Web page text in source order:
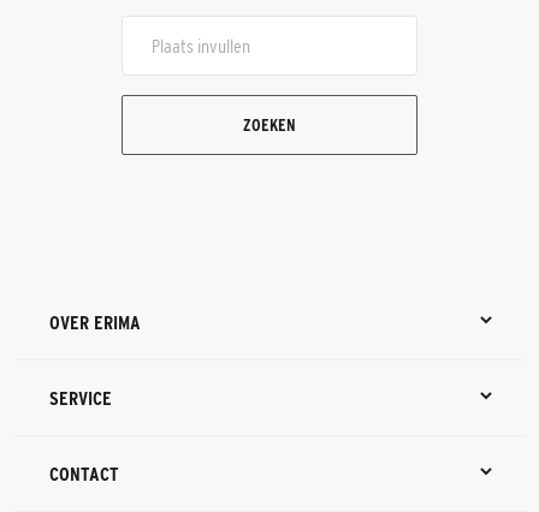
ZOEKEN
OVER ERIMA
SERVICE
CONTACT